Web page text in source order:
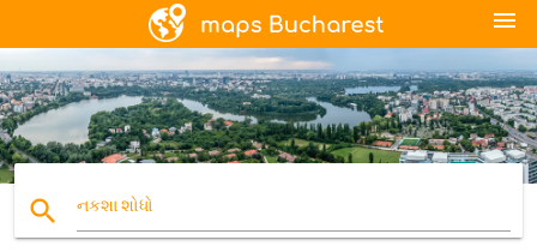
menu
search નકશા શોધો